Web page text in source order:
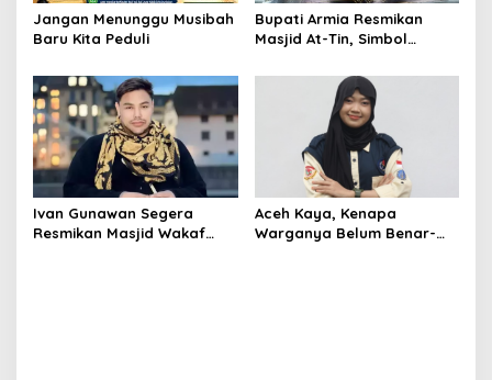
Jangan Menunggu Musibah
Baru Kita Peduli
Bupati Armia Resmikan
Masjid At-Tin, Simbol
Sukajadi Pascabanjir
Ivan Gunawan Segera
Resmikan Masjid Wakaf
Aceh Kaya, Kenapa
Warganya Belum Benar-